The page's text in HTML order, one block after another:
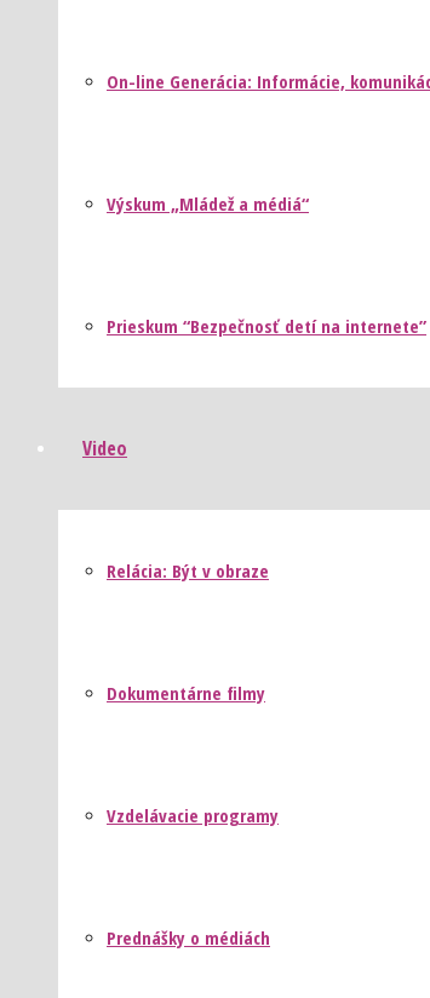
On-line Generácia: Informácie,
Výskum „Mládež a médiá“
Prieskum “Bezpečnosť detí na internete”
Video
Relácia: Být v obraze
Dokumentárne filmy
Vzdelávacie programy
Prednášky o médiách